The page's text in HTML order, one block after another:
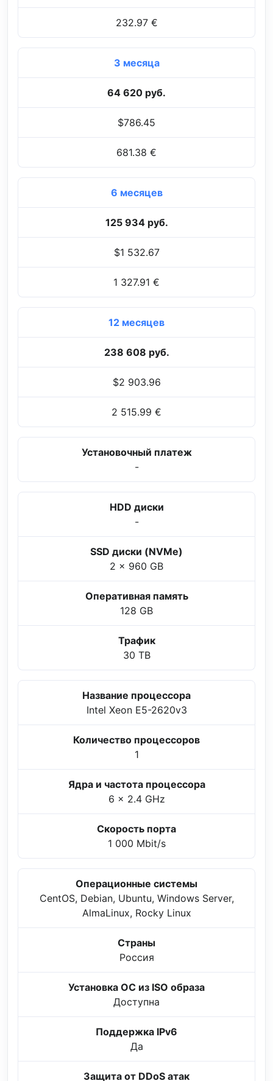
232.97 €
3 месяца
64 620 руб.
$786.45
681.38 €
6 месяцев
125 934 руб.
$1 532.67
1 327.91 €
12 месяцев
238 608 руб.
$2 903.96
2 515.99 €
Установочный платеж
-
HDD диски
-
SSD диски (NVMe)
2 x 960 GB
Оперативная память
128 GB
Трафик
30 TB
Название процессора
Intel Xeon E5-2620v3
Количество процессоров
1
Ядра и частота процессора
6 x 2.4 GHz
Скорость порта
1 000 Mbit/s
Операционные системы
CentOS, Debian, Ubuntu, Windows Server,
AlmaLinux, Rocky Linux
Страны
Россия
Установка ОС из ISO образа
Доступна
Поддержка IPv6
Да
Защита от DDoS атак